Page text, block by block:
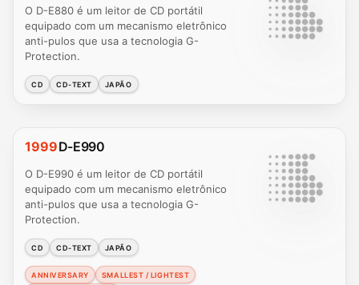
O D-E880 é um leitor de CD portátil
equipado com um mecanismo eletrônico
anti-pulos que usa a tecnologia G-
Protection.
CD CD-TEXT JAPÃO
1999D-E990
O D-E990 é um leitor de CD portátil
equipado com um mecanismo eletrônico
anti-pulos que usa a tecnologia G-
Protection.
CD CD-TEXT JAPÃO
ANNIVERSARY
SMALLEST / LIGHTEST